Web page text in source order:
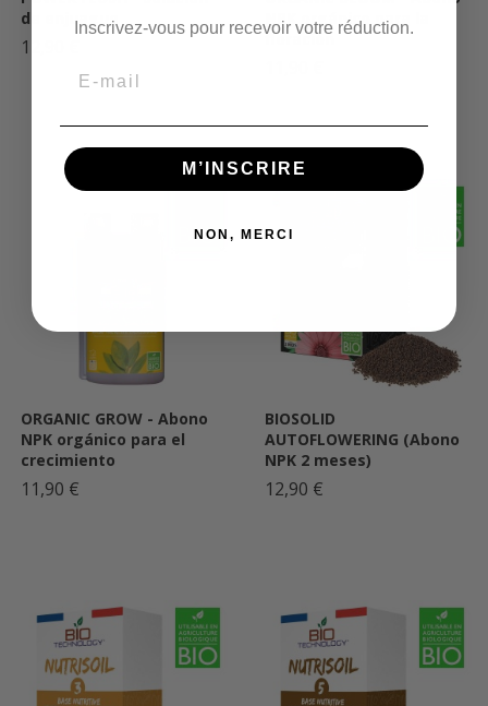
de enjuague
12,90 €
NPK orgánico para la
floración
ORGANIC GROW - Abono
NPK orgánico para el
crecimiento
11,90 €
BIOSOLID
AUTOFLOWERING (Abono
NPK 2 meses)
12,90 €
Inscrivez-vous pour recevoir votre réduction.
M’INSCRIRE
NON, MERCI